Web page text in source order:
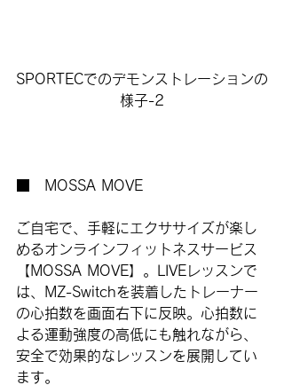
SPORTECでのデモンストレーションの
様子-2
■　MOSSA MOVE
ご自宅で、手軽にエクササイズが楽し
めるオンラインフィットネスサービス
【MOSSA MOVE】。LIVEレッスンで
は、MZ-Switchを装着したトレーナー
の心拍数を画面右下に反映。心拍数に
よる運動強度の高低にも触れながら、
安全で効果的なレッスンを展開してい
ます。